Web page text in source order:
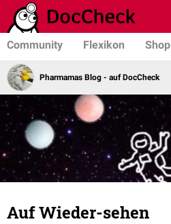
Community Flexikon Shop
Pharmamas Blog - auf DocCheck
Auf Wieder-sehen